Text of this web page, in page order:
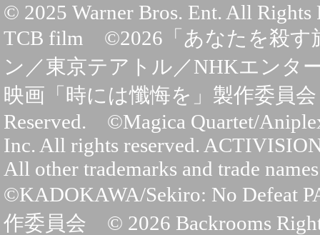
© 2025 Warner Bros. Ent. All
TCB film ©2026「あなたを殺
ン／東京テアトル／NHKエン
映画「時には懺悔を」製作委員
Reserved. ©Magica Quartet/
Inc. All rights reserved.
All other trademarks and trade
©KADOKAWA/Sekiro: No Defeat
作委員会 © 2026 Backrooms